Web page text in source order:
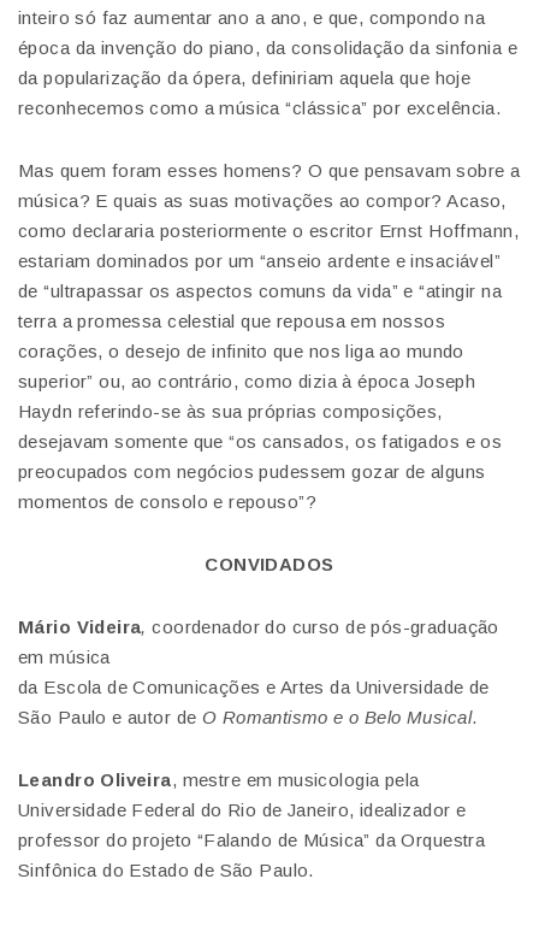
inteiro só faz aumentar ano a ano, e que, compondo na
época da invenção do piano, da consolidação da sinfonia e
da popularização da ópera, definiriam aquela que hoje
reconhecemos como a música “clássica” por excelência.
Mas quem foram esses homens? O que pensavam sobre a
música? E quais as suas motivações ao compor? Acaso,
como declararia posteriormente o escritor Ernst Hoffmann,
estariam dominados por um “anseio ardente e insaciável”
de “ultrapassar os aspectos comuns da vida” e “atingir na
terra a promessa celestial que repousa em nossos
corações, o desejo de infinito que nos liga ao mundo
superior” ou, ao contrário, como dizia à época Joseph
Haydn referindo-se às sua próprias composições,
desejavam somente que “os cansados, os fatigados e os
preocupados com negócios pudessem gozar de alguns
momentos de consolo e repouso”?
CONVIDADOS
Mário Videira, coordenador do curso de pós-graduação
em música
da Escola de Comunicações e Artes da Universidade de
São Paulo e autor de O Romantismo e o Belo Musical.
Leandro Oliveira, mestre em musicologia pela
Universidade Federal do Rio de Janeiro, idealizador e
professor do projeto “Falando de Música” da Orquestra
Sinfônica do Estado de São Paulo.